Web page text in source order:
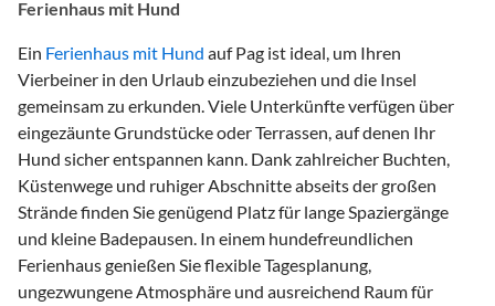
Ferienhaus mit Hund
Ein Ferienhaus mit Hund auf Pag ist ideal, um Ihren
Vierbeiner in den Urlaub einzubeziehen und die Insel
gemeinsam zu erkunden. Viele Unterkünfte verfügen über
eingezäunte Grundstücke oder Terrassen, auf denen Ihr
Hund sicher entspannen kann. Dank zahlreicher Buchten,
Küstenwege und ruhiger Abschnitte abseits der großen
Strände finden Sie genügend Platz für lange Spaziergänge
und kleine Badepausen. In einem hundefreundlichen
Ferienhaus genießen Sie flexible Tagesplanung,
ungezwungene Atmosphäre und ausreichend Raum für